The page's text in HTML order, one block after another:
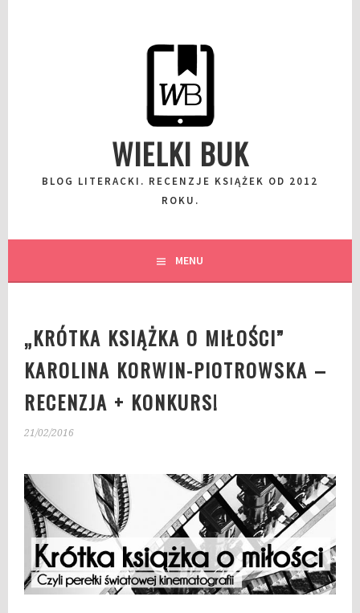
WIELKI BUK
BLOG LITERACKI. RECENZJE KSIĄŻEK OD 2012
ROKU.
MENU
„KRÓTKA KSIĄŻKA O MIŁOŚCI”
KAROLINA KORWIN-PIOTROWSKA –
RECENZJA + KONKURS!
21/02/2016